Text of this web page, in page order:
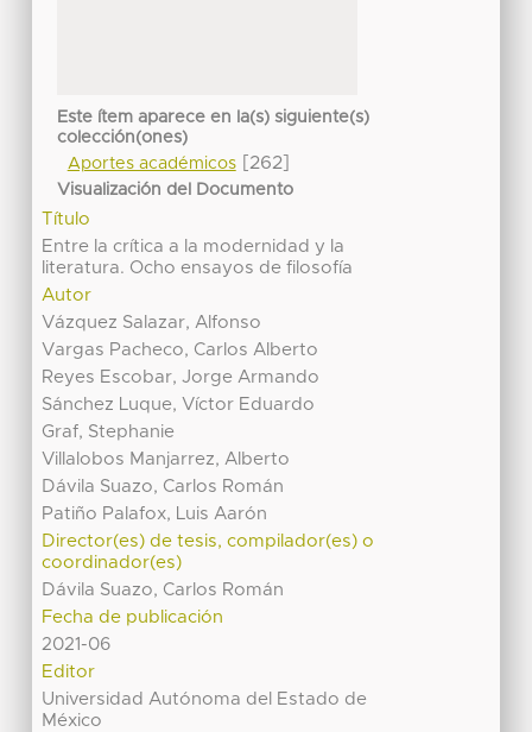
Este ítem aparece en la(s) siguiente(s)
colección(ones)
Aportes académicos[262]
Visualización del Documento
Título
Entre la crítica a la modernidad y la
literatura. Ocho ensayos de filosofía
Autor
Vázquez Salazar, Alfonso
Vargas Pacheco, Carlos Alberto
Reyes Escobar, Jorge Armando
Sánchez Luque, Víctor Eduardo
Graf, Stephanie
Villalobos Manjarrez, Alberto
Dávila Suazo, Carlos Román
Patiño Palafox, Luis Aarón
Director(es) de tesis, compilador(es) o
coordinador(es)
Dávila Suazo, Carlos Román
Fecha de publicación
2021-06
Editor
Universidad Autónoma del Estado de
México